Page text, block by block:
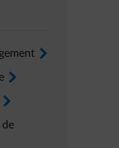
arrow-right
arrow-right
arrow-right